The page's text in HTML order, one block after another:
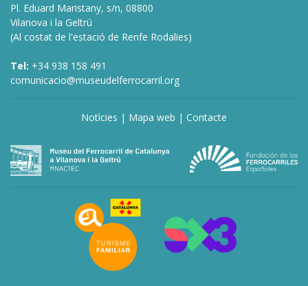
Pl. Eduard Maristany, s/n, 08800
Vilanova i la Geltrú
(Al costat de l'estació de Renfe Rodalies)
Tel: +34 938 158 491
comunicacio@museudelferrocarril.org
Notìcies | Mapa web | Contacte
deneme
bonusu